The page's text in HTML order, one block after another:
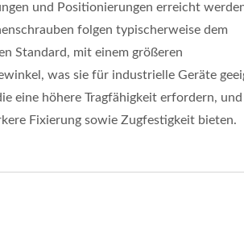
und Positionierungen erreicht
folgen typischerweise dem
Standard, mit einem größeren
was sie für industrielle Geräte
eine höhere Tragfähigkeit erfordern, und
Fixierung sowie Zugfestigkeit bieten.